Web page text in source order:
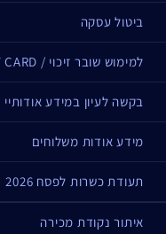
ביטול עסקה
למימוש שובר זיכוי / GIFT CARD
בקשה לעיון במידע אודותיי
מידע אודות משלוחים
תעודת כשרות לפסח 2026
איתור נקודת מכירה